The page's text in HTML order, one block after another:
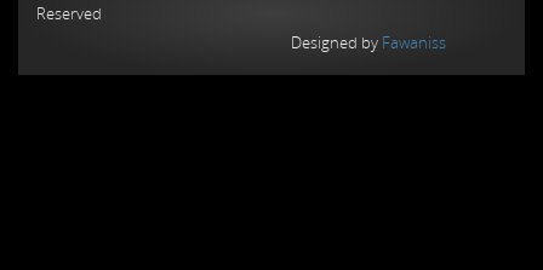
Reserved
Designed by Fawaniss